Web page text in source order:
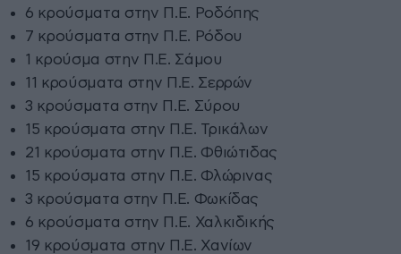
6 κρούσματα στην Π.Ε. Ροδόπης
7 κρούσματα στην Π.Ε. Ρόδου
1 κρούσμα στην Π.Ε. Σάμου
11 κρούσματα στην Π.Ε. Σερρών
3 κρούσματα στην Π.Ε. Σύρου
15 κρούσματα στην Π.Ε. Τρικάλων
21 κρούσματα στην Π.Ε. Φθιώτιδας
15 κρούσματα στην Π.Ε. Φλώρινας
3 κρούσματα στην Π.Ε. Φωκίδας
6 κρούσματα στην Π.Ε. Χαλκιδικής
19 κρούσματα στην Π.Ε. Χανίων